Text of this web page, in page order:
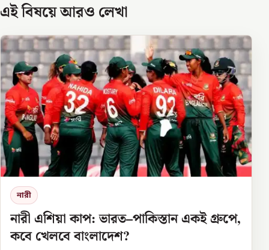
এই বিষয়ে আরও লেখা
নারী
নারী এশিয়া কাপ: ভারত–পাকিস্তান একই গ্রুপে,
কবে খেলবে বাংলাদেশ?